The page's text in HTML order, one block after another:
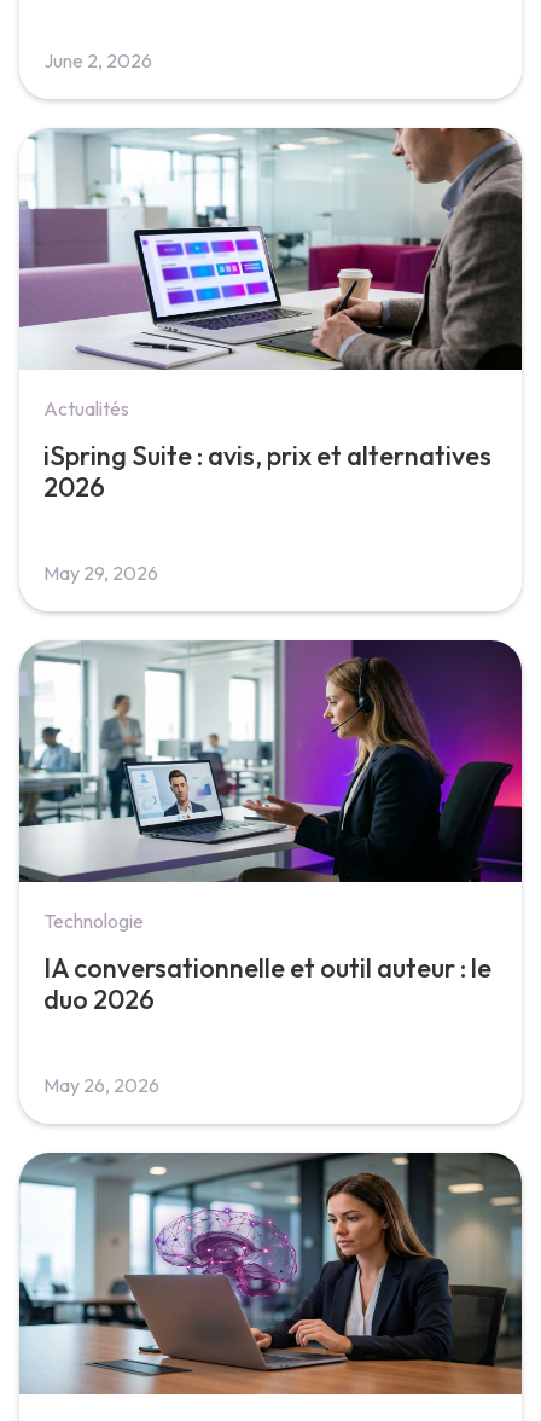
June 2, 2026
Actualités
iSpring Suite : avis, prix et alternatives
2026
May 29, 2026
Technologie
IA conversationnelle et outil auteur : le
duo 2026
May 26, 2026